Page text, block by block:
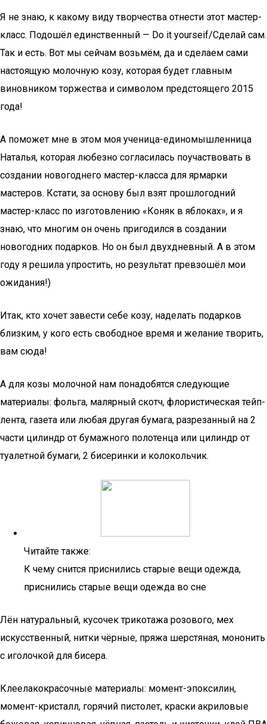
Я не знаю, к какому виду творчества отнести этот мастер-
класс. Подошёл единственный — Do it yourseif/Cделай сам.
Так и есть. Вот мы сейчам возьмём, да и сделаем сами
настоящую молочную козу, которая будет главным
виновником торжества и символом предстоящего 2015
года!
А поможет мне в этом моя ученица-единомышленница
Наталья, которая любезно согласилась поучаствовать в
создании новогоднего мастер-класса для ярмарки
мастеров. Кстати, за основу был взят прошлогодний
мастер-класс по изготовлению «Коняк в яблоках», и я
знаю, что многим он очень пригодился в создании
новогодних подарков. Но он был двухдневный. А в этом
году я решила упростить, но результат превзошёл мои
ожидания!)
Итак, кто хочет завести себе козу, наделать подарков
близким, у кого есть свободное время и желание творить,
вам сюда!
А для козы молочной нам понадобятся следующие
материалы: фольга, малярный скотч, флористическая тейп-
лента, газета или любая другая бумага, разрезанный на 2
части цилиндр от бумажного полотенца или цилиндр от
туалетной бумаги, 2 бисеринки и колокольчик.
Читайте также:
К чему снится приснились старые вещи одежда,
приснились старые вещи одежда во сне
Лён натуральный, кусочек трикотажа розового, мех
искусственный, нитки чёрные, пряжа шерстяная, мононить
с иголочкой для бисера.
Клеелакокрасочные материалы: момент-эпоксилин,
момент-кристалл, горячий пистолет, краски акриловые